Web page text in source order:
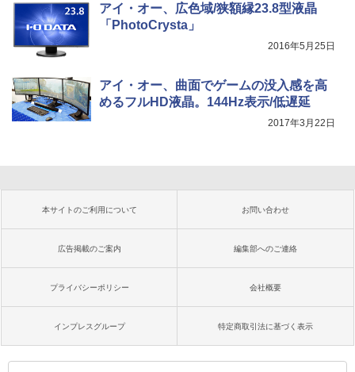
アイ・オー、広色域/狭額縁23.8型液晶
「PhotoCrysta」
2016年5月25日
アイ・オー、曲面でゲームの没入感を高
めるフルHD液晶。144Hz表示/低遅延
2017年3月22日
本サイトのご利用について お問い合わせ
広告掲載のご案内 編集部へのご連絡
プライバシーポリシー 会社概要
インプレスグループ 特定商取引法に基づく表示